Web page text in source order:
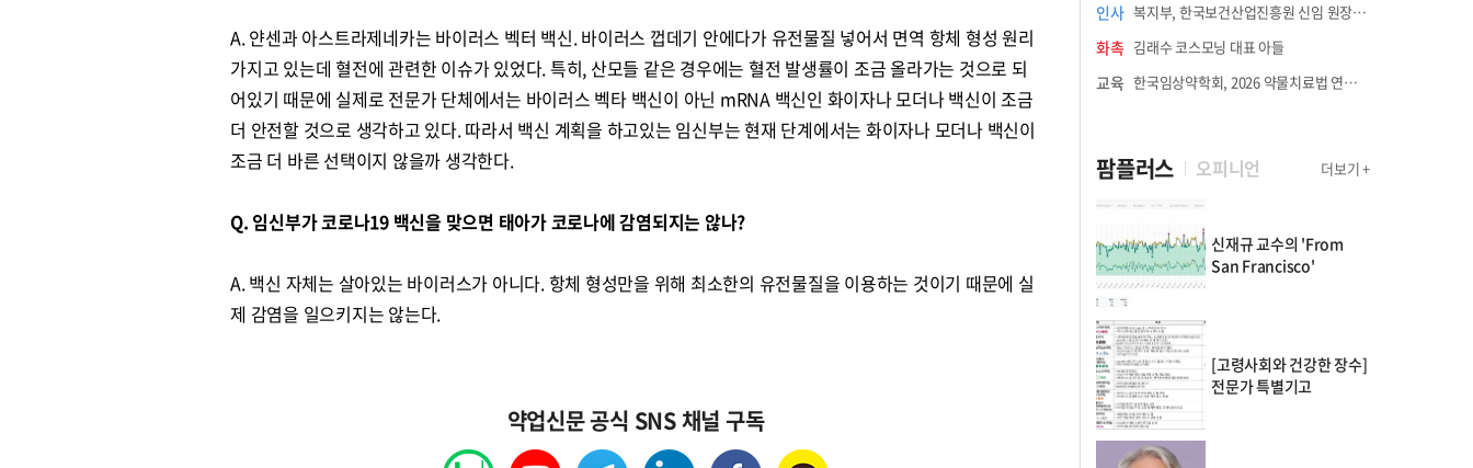
A. 얀센과 아스트라제네카는 바이러스 벡터 백신. 바이러스 껍데기 안에다가 유전물질 넣어서 면역 항체 형성 원리
가지고 있는데 혈전에 관련한 이슈가 있었다. 특히, 산모들 같은 경우에는 혈전 발생률이 조금 올라가는 것으로 되
어있기 때문에 실제로 전문가 단체에서는 바이러스 벡타 백신이 아닌 mRNA 백신인 화이자나 모더나 백신이 조금
더 안전할 것으로 생각하고 있다. 따라서 백신 계획을 하고있는 임신부는 현재 단계에서는 화이자나 모더나 백신이
조금 더 바른 선택이지 않을까 생각한다.
Q. 임신부가 코로나19 백신을 맞으면 태아가 코로나에 감염되지는 않나?
A. 백신 자체는 살아있는 바이러스가 아니다. 항체 형성만을 위해 최소한의 유전물질을 이용하는 것이기 때문에 실
제 감염을 일으키지는 않는다.
약업신문 공식 SNS 채널 구독
인사 복지부, 한국보건산업진흥원 신임 원장에 고상백 교수 임명
화촉 김래수 코스모닝 대표 아들
교육 한국임상약학회, 2026 약물치료법 연수강좌 8월 21일 개최
팜플러스 오피니언 더보기 +
신재규 교수의 'From
San Francisco'
[고령사회와 건강한 장수]
전문가 특별기고